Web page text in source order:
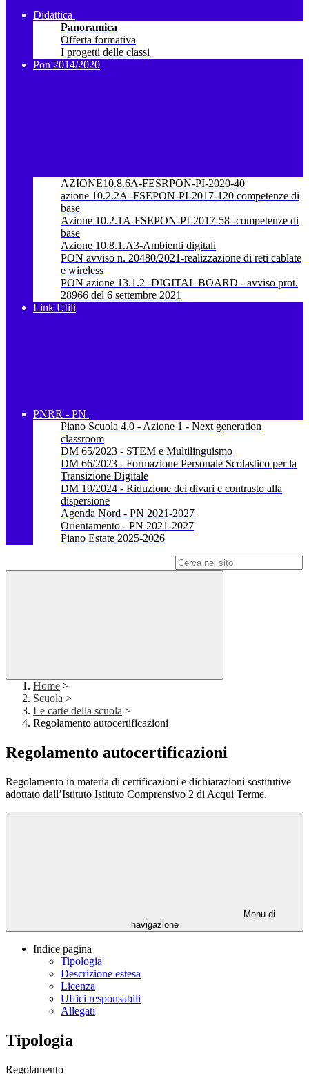
Didattica
Panoramica
Offerta formativa
I progetti delle classi
Pon 2014/2020
AZIONE10.8.6A-FESRPON-PI-2020-40
azione 10.2.2A -FSEPON-PI-2017-120 competenze di
base
Azione 10.2.1A-FSEPON-PI-2017-58 -competenze di
base
Azione 10.8.1.A3-Ambienti digitali
PON avviso n. 20480/2021-realizzazione di reti cablate
e wireless
PON azione 13.1.2 -DIGITAL BOARD - avviso prot.
28966 del 6 settembre 2021
Link Utili
PNRR - PN
Piano Scuola 4.0 - Azione 1 - Next generation
classroom
DM 65/2023 - STEM e Multilinguismo
DM 66/2023 - Formazione Personale Scolastico per la
Transizione Digitale
DM 19/2024 - Riduzione dei divari e contrasto alla
dispersione
Agenda Nord - PN 2021-2027
Orientamento - PN 2021-2027
Piano Estate 2025-2026
Home >
Scuola >
Le carte della scuola >
Regolamento autocertificazioni
Regolamento autocertificazioni
Regolamento in materia di certificazioni e dichiarazioni sostitutive
adottato dall’Istituto Istituto Comprensivo 2 di Acqui Terme.
Menu di
navigazione
Indice pagina
Tipologia
Descrizione estesa
Licenza
Uffici responsabili
Allegati
Tipologia
Regolamento